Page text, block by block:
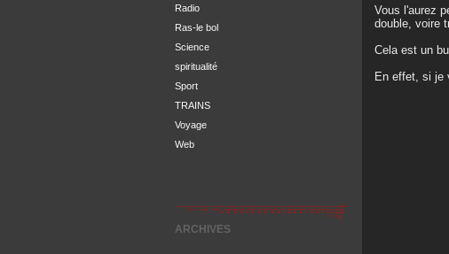
Radio
Ras-le bol
Science
spiritualité
Sport
TRAINS
Voyage
Web
ARCHIVES
Vous l'aurez
double, voire
Cela est un
En effet, si je